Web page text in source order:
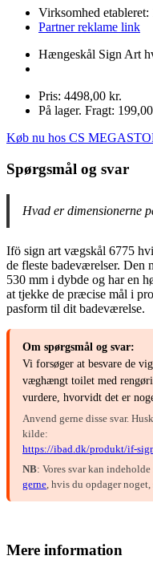
Virksomhed etableret:
Partner reklame link
Hængeskål Sign Art
Pris: 4498,00 kr.
På lager. Fragt:
Køb nu hos CS
Spørgsmål og svar
Hvad er dimensionerne
Ifö sign art vægskål 6775
de fleste badeværelser. Den
530 mm i dybde og har en
at tjekke de præcise mål i
pasform til dit badeværelse.
Om spørgsmål og svar:
Vi forsøger at besvare de
væghængt toilet med
vurdere, hvorvidt det er
Anvend gerne disse svar.
kilde:
https://ibad.dk/produkt/if-
NB: Vores svar kan
gerne , hvis du opdager
Mere information